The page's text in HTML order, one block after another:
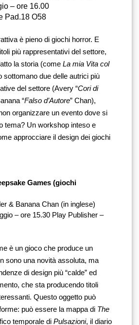
– ore 16.00
Pad.18 O58
è pieno di giochi horror. E
più rappresentativi del settore,
la storia (come La mia Vita col
sottomano due delle autrici più
del settore (Avery “Cori di
“Falso d’Autore” Chan),
organizzare un evento dove si
tema? Un workshop inteso e
approcciare il design dei giochi
Games (giochi
& Banana Chan (in inglese)
– ore 15.30 Play Publisher –
è un gioco che produce un
sono una novità assoluta, ma
di design più “calde” ed
che sta producendo titoli
Questo oggetto può
può essere la mappa di The
temporale di Pulsazioni, il diario